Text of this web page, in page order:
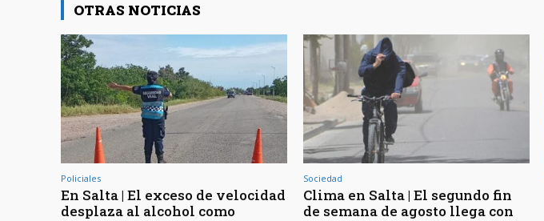
OTRAS NOTICIAS
Policiales
En Salta | El exceso de velocidad
desplaza al alcohol como
Sociedad
Clima en Salta | El segundo fin
de semana de agosto llega con